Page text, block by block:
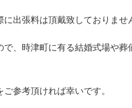
出張料は頂戴致しておりませ
、時津町に有る結婚式場や
ご参考頂ければ幸いです。